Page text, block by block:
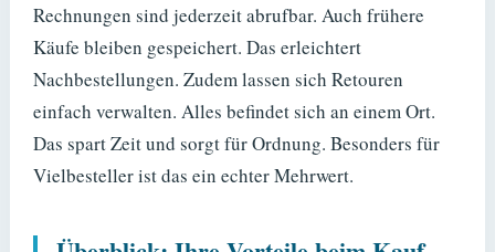
Rechnungen sind jederzeit abrufbar. Auch frühere
Käufe bleiben gespeichert. Das erleichtert
Nachbestellungen. Zudem lassen sich Retouren
einfach verwalten. Alles befindet sich an einem Ort.
Das spart Zeit und sorgt für Ordnung. Besonders für
Vielbesteller ist das ein echter Mehrwert.